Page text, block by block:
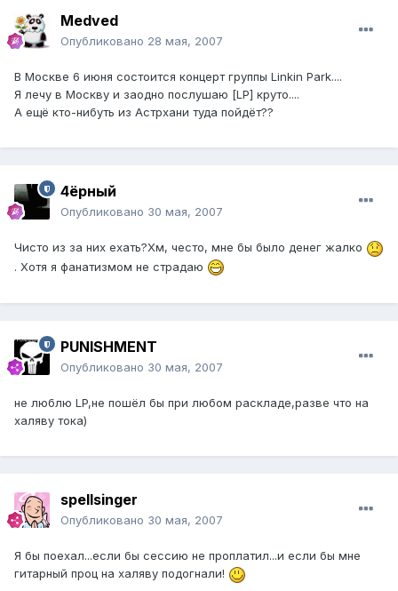
Medved
Опубликовано 28 мая, 2007
В Москве 6 июня состоится концерт группы Linkin Park....
Я лечу в Москву и заодно послушаю [LP] круто....
А ещё кто-нибуть из Астрхани туда пойдёт??
4ёрный
Опубликовано 30 мая, 2007
Чисто из за них ехать?Хм, често, мне бы было денег жалко
. Хотя я фанатизмом не страдаю
PUNISHMENT
Опубликовано 30 мая, 2007
не люблю LP,не пошёл бы при любом раскладе,разве что на
халяву тока)
spellsinger
Опубликовано 30 мая, 2007
Я бы поехал...если бы сессию не проплатил...и если бы мне
гитарный проц на халяву подогнали!